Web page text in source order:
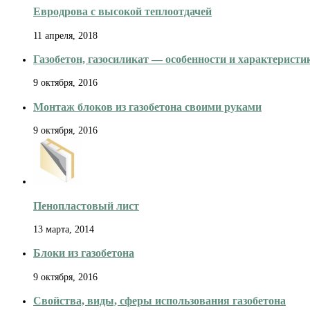
Евродрова с высокой теплоотдачей
11 апреля, 2018
Газобетон, газосиликат — особенности и
9 октября, 2016
Монтаж блоков из газобетона своими руками
9 октября, 2016
Пенопластовый лист
13 марта, 2014
Блоки из газобетона
9 октября, 2016
Свойства, виды, сферы использования газобетона